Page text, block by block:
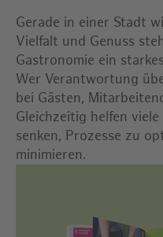
Gerade in einer Stadt
Vielfalt und Genuss
Gastronomie ein
Wer Verantwortung
bei Gästen,
Gleichzeitig helfen
senken, Prozesse zu
minimieren.